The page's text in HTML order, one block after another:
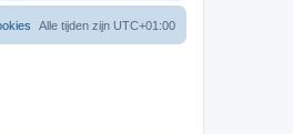
Alle tijden zijn UTC+01:00